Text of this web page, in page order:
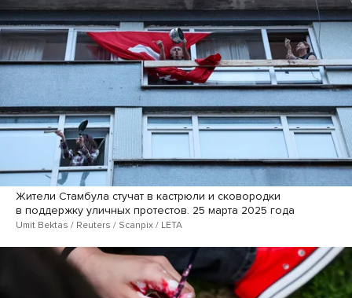
Жители Стамбула стучат в кастрюли и сковородки
в поддержку уличных протестов. 25 марта 2025 года
Umit Bektas / Reuters / Scanpix / LETA